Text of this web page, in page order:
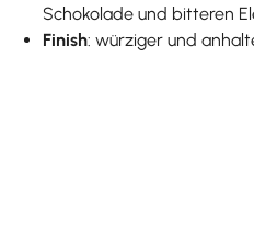
Schokolade und bitteren
Finish: würziger und